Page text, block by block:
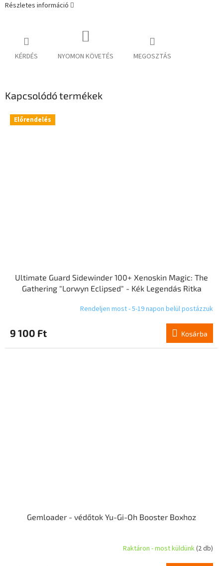
Részletes információ
KÉRDÉS NYOMON KÖVETÉS MEGOSZTÁS
Kapcsolódó termékek
Előrendelés
Ultimate Guard Sidewinder 100+ Xenoskin Magic: The
Gathering "Lorwyn Eclipsed" - Kék Legendás Ritka
Rendeljen most - 5-19 napon belül postázzuk
9 100 Ft Kosárba
Gemloader - védőtok Yu-Gi-Oh Booster Boxhoz
Raktáron - most küldünk(2 db)